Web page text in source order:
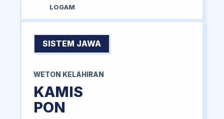
LOGAM
SISTEM JAWA
WETON KELAHIRAN
KAMIS
PON